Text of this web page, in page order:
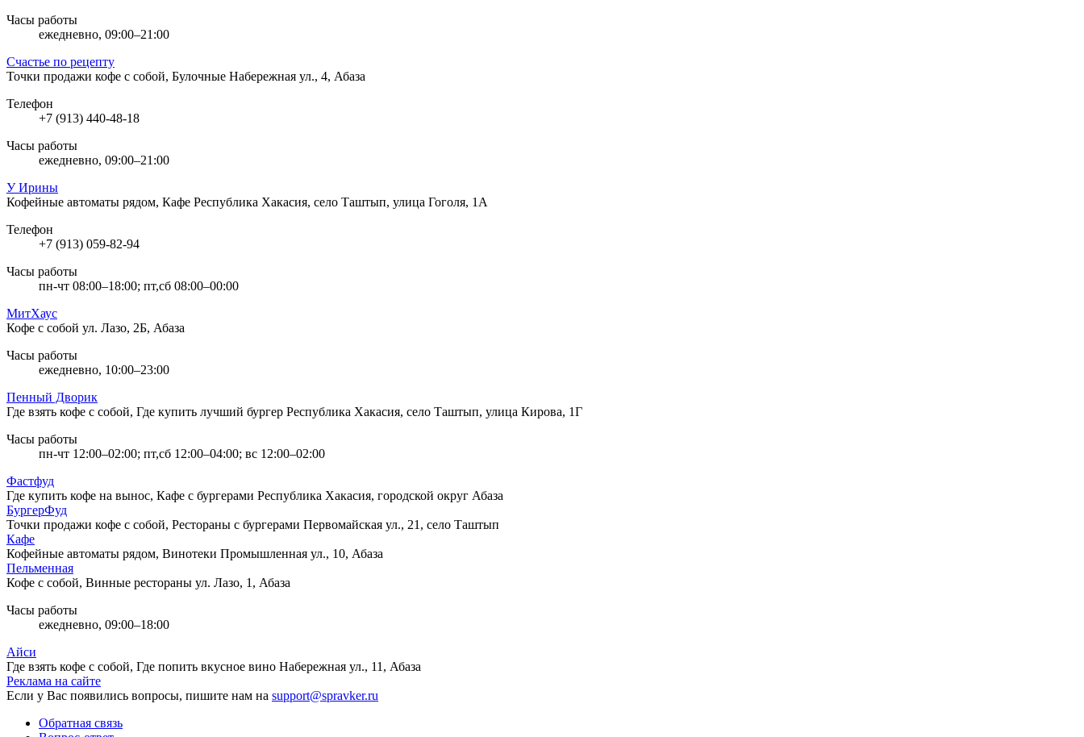
Часы работы
ежедневно, 09:00–21:00
Счастье по рецепту
Точки продажи кофе с собой, Булочные Набережная ул., 4, Абаза
Телефон
+7 (913) 440-48-18
Часы работы
ежедневно, 09:00–21:00
У Ирины
Кофейные автоматы рядом, Кафе Республика Хакасия, село Таштып, улица Гоголя, 1А
Телефон
+7 (913) 059-82-94
Часы работы
пн-чт 08:00–18:00; пт,сб 08:00–00:00
МитХаус
Кофе с собой ул. Лазо, 2Б, Абаза
Часы работы
ежедневно, 10:00–23:00
Пенный Дворик
Где взять кофе с собой, Где купить лучший бургер Республика Хакасия, село Таштып, улица Кирова, 1Г
Часы работы
пн-чт 12:00–02:00; пт,сб 12:00–04:00; вс 12:00–02:00
Фастфуд
Где купить кофе на вынос, Кафе с бургерами Республика Хакасия, городской округ Абаза
БургерФуд
Точки продажи кофе с собой, Рестораны с бургерами Первомайская ул., 21, село Таштып
Кафе
Кофейные автоматы рядом, Винотеки Промышленная ул., 10, Абаза
Пельменная
Кофе с собой, Винные рестораны ул. Лазо, 1, Абаза
Часы работы
ежедневно, 09:00–18:00
Айси
Где взять кофе с собой, Где попить вкусное вино Набережная ул., 11, Абаза
Реклама на сайте
Если у Вас появились вопросы, пишите нам на support@spravker.ru
Обратная связь